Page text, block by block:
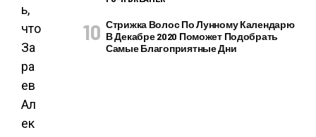
ь,
что
За
ра
ев
Ал
ек
Стрижка Волос По Лунному Календарю
В Декабре 2020 Поможет Подобрать
Самые Благоприятные Дни